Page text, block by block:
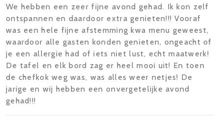
We hebben een zeer fijne avond gehad. Ik kon zelf
ontspannen en daardoor extra genieten!!! Vooraf
was een hele fijne afstemming kwa menu geweest,
waardoor alle gasten konden genieten, ongeacht of
je een allergie had of iets niet lust, echt maatwerk!
De tafel en elk bord zag er heel mooi uit! En toen
de chefkok weg was, was alles weer netjes! De
jarige en wij hebben een onvergetelijke avond
gehad!!!